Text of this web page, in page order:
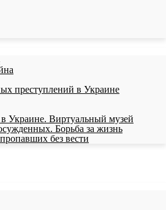
преступлений в Украине
Украине. Виртуальный музей
Борьба за жизнь
без вести